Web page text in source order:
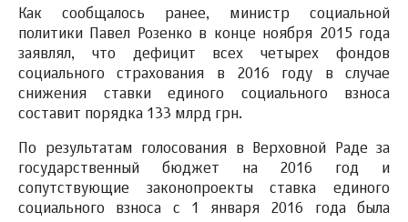
Как сообщалось ранее, министр социальной
политики Павел Розенко в конце ноября 2015 года
заявлял, что дефицит всех четырех фондов
социального страхования в 2016 году в случае
снижения ставки единого социального взноса
составит порядка 133 млрд грн.
По результатам голосования в Верховной Раде за
государственный бюджет на 2016 год и
сопутствующие законопроекты ставка единого
социального взноса с 1 января 2016 года была